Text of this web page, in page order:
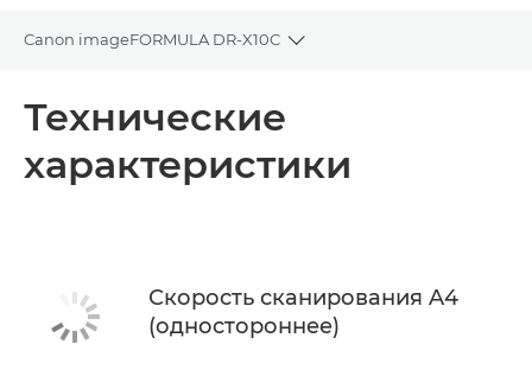
Canon imageFORMULA DR-X10C
Toggle breadcrumbs
Технические характеристики
Технические
характеристики
Скорость сканирования A4
(одностороннее)